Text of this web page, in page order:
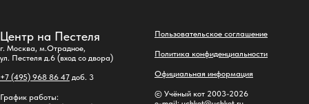
Центр на Пестеля
г. Москва, м.Отрадное,
ул. Пестеля д.6 (вход со двора)
+7 (495) 968 86 47 доб. 3
График работы:
Пользовательское соглашение
Политика конфиденциальности
Официальная информация
© Учёный кот 2003-2026